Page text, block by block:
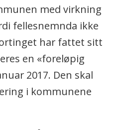
med virkning
fellesnemnda ikke
har fattet sitt
en «foreløpig
2017. Den skal
i kommunene